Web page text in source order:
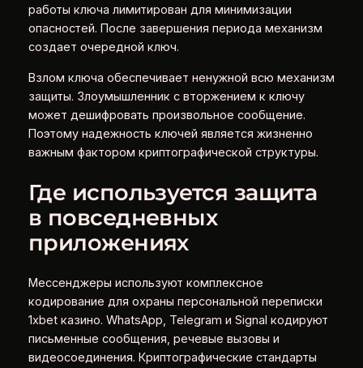
работы ключа лимитирован для минимизации
опасностей. После завершения периода механизм
создает очередной ключ.
Взлом ключа обеспечивает ненужной всю механизм
защиты. Злоумышленник с вторжением к ключу
может дешифровать произвольное сообщение.
Поэтому надежность ключей является жизненно
важным фактором криптографической структуры.
Где используется защита
в повседневных
приложениях
Мессенджеры используют комплексное
кодирование для охраны персональной переписки
1xbet казино. WhatsApp, Telegram и Signal кодируют
письменные сообщения, речевые вызовы и
видеосоединения. Криптографические стандарты